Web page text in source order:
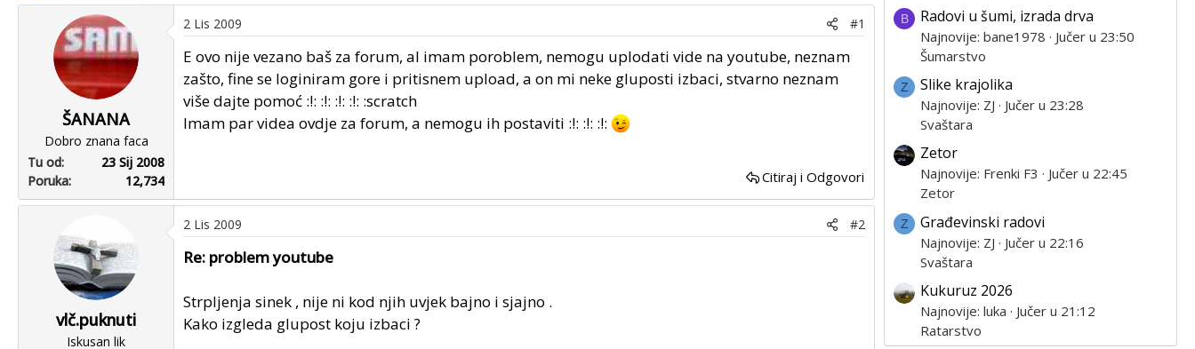
u
o
u
m
p
r
v
g
p
o
t
ŠANANA
Dobro znana faca
Tu od
23 Sij 2008
Poruka
12,734
2 Lis 2009 #1
E ovo nije vezano baš za forum, al imam poroblem, nemogu uplodati vide na youtube, neznam
zašto, fine se loginiram gore i pritisnem upload, a on mi neke gluposti izbaci, stvarno neznam
više dajte pomoć :!: :!: :!: :!: :scratch
Imam par videa ovdje za forum, a nemogu ih postaviti :!: :!: :!:
Citiraj i Odgovori
vlč.puknuti
Iskusan lik
2 Lis 2009 #2
Re: problem youtube
Strpljenja sinek , nije ni kod njih uvjek bajno i sjajno .
Kako izgleda glupost koju izbaci ?
B Radovi u šumi, izrada drva
Najnovije: bane1978
Jučer u 23:50
Šumarstvo
Z Slike krajolika
Najnovije: ZJ
Jučer u 23:28
Svaštara
Zetor
Najnovije: Frenki F3
Jučer u 22:45
Zetor
Z Građevinski radovi
Najnovije: ZJ
Jučer u 22:16
Svaštara
Kukuruz 2026
Najnovije: luka
Jučer u 21:12
Ratarstvo